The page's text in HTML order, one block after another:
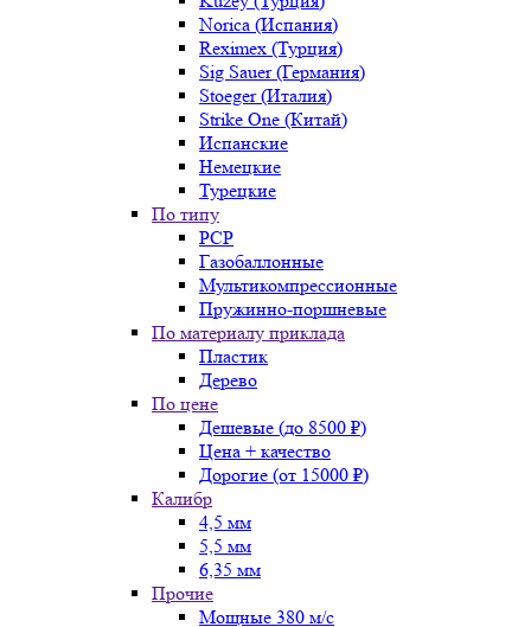
Norica (Испания)
Reximex (Турция)
Sig Sauer (Германия)
Stoeger (Италия)
Strike One (Китай)
Испанские
Немецкие
Турецкие
По типу
PCP
Газобаллонные
Мультикомпрессионные
Пружинно-поршневые
По материалу приклада
Пластик
Дерево
По цене
Дешевые (до 8500 ₽)
Цена + качество
Дорогие (от 15000 ₽)
Калибр
4,5 мм
5,5 мм
6,35 мм
Прочие
Мощные 380 м/с